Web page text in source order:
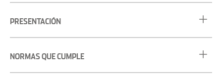
PRESENTACIÓN
NORMAS QUE CUMPLE